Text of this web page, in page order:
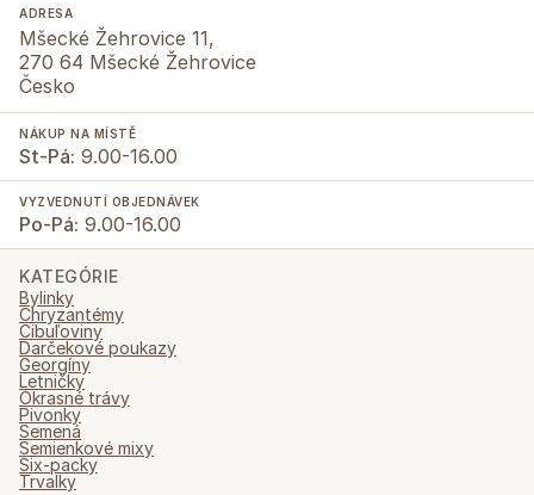
ADRESA
Mšecké Žehrovice 11,
270 64 Mšecké Žehrovice
Česko
NÁKUP NA MÍSTĚ
St-Pá: 9.00-16.00
VYZVEDNUTÍ OBJEDNÁVEK
Po-Pá: 9.00-16.00
KATEGÓRIE
Bylinky
Chryzantémy
Cibuľoviny
Darčekové poukazy
Georgíny
Letničky
Okrasné trávy
Pivonky
Semená
Semienkové mixy
Six-packy
Trvalky